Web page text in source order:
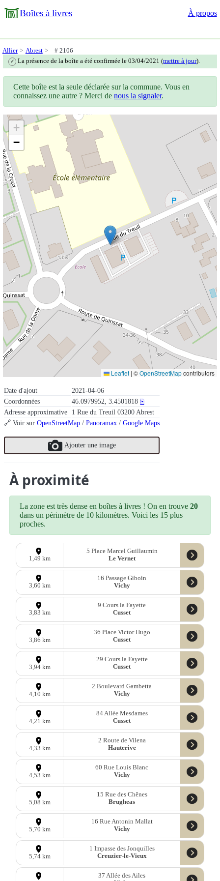
Boîtes à livres À propos
Allier Abrest # 2106
✓ La présence de la boîte a été confirmée le 03/04/2021 (mettre à jour).
Date d'ajout
2021-04-06
Coordonnées
46.0979952, 3.4501818 ⎘
Adresse approximative
1 Rue du Treuil 03200 Abrest
🔗 Voir surOpenStreetMap /Panoramax /Google Maps
Ajouter une image
Cette boîte est la seule déclarée sur la commune. Vous en
connaissez une autre ? Merci denous la signaler.
+
−
Leaflet | ©OpenStreetMapcontributors
À proximité
La zone est très dense en boîtes à livres ! On en trouve20
dans un périmètre de 10 kilomètres. Voici les 15 plus
proches.
1,49 km
5 Place Marcel Guillaumin
Le Vernet
3,60 km
16 Passage Giboin
Vichy
3,83 km
9 Cours la Fayette
Cusset
3,86 km
36 Place Victor Hugo
Cusset
3,94 km
29 Cours la Fayette
Cusset
4,10 km
2 Boulevard Gambetta
Vichy
4,21 km
84 Allée Mesdames
Cusset
4,33 km
2 Route de Vilena
Hauterive
4,53 km
60 Rue Louis Blanc
Vichy
5,08 km
15 Rue des Chênes
Brugheas
5,70 km
16 Rue Antonin Mallat
Vichy
5,74 km
1 Impasse des Jonquilles
Creuzier-le-Vieux
37 Allée des Ailes